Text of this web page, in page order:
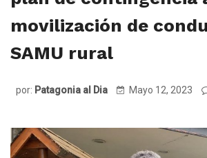
movilización de
SAMU rural
por: Patagonia al Dia Mayo 12, 2023